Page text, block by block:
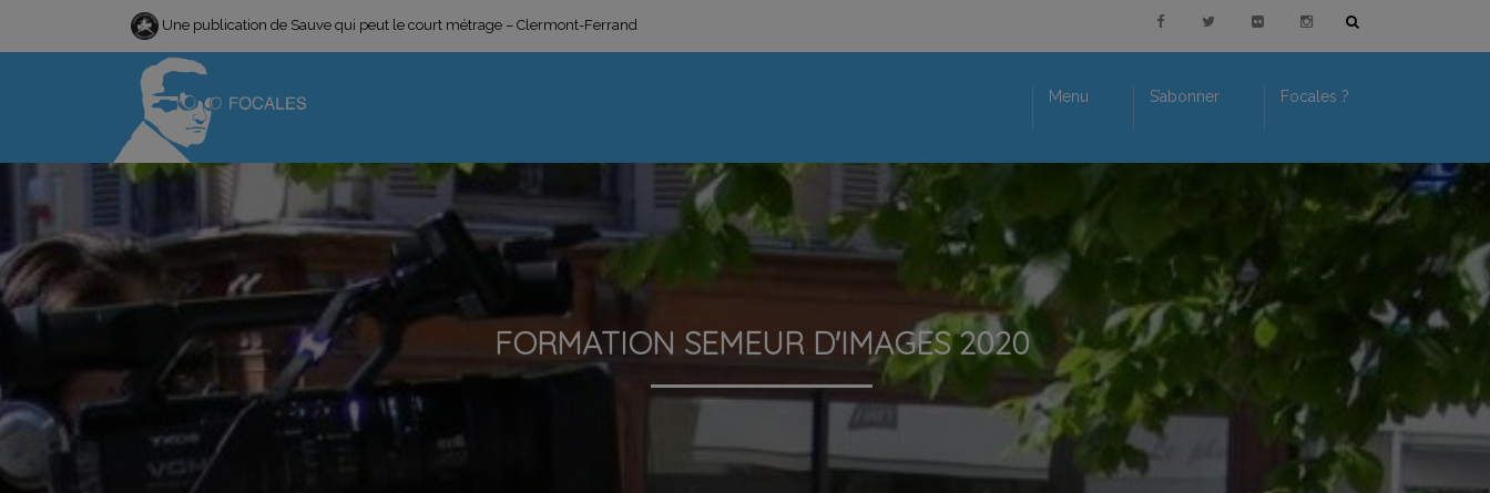
Une publication de Sauve qui peut le court métrage – Clermont-Ferrand
Menu S’abonner Focales ?
FORMATION SEMEUR D'IMAGES 2020